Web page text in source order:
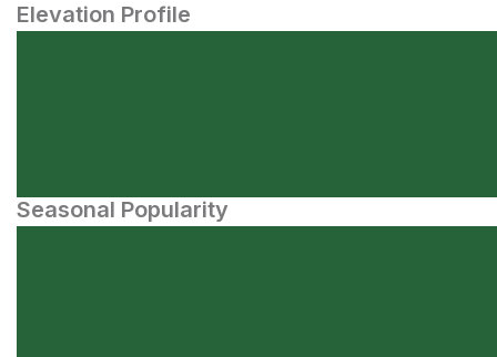
Elevation Profile
Seasonal Popularity